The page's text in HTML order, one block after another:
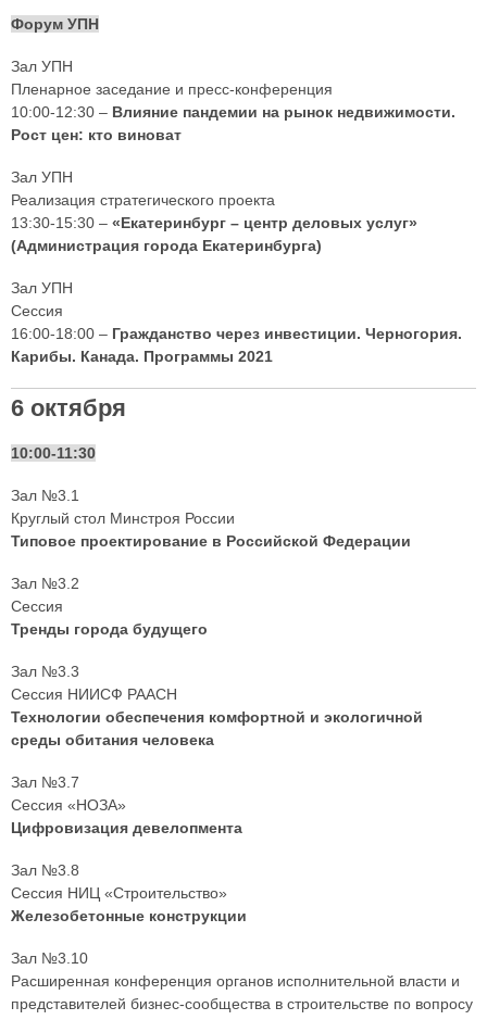
Форум УПН
Зал УПН
Пленарное заседание и пресс-конференция
10:00-12:30 – Влияние пандемии на рынок недвижимости.
Рост цен: кто виноват
Зал УПН
Реализация стратегического проекта
13:30-15:30 – «Екатеринбург – центр деловых услуг»
(Администрация города Екатеринбурга)
Зал УПН
Сессия
16:00-18:00 – Гражданство через инвестиции. Черногория.
Карибы. Канада. Программы 2021
6 октября
10:00-11:30
Зал №3.1
Круглый стол Минстроя России
Типовое проектирование в Российской Федерации
Зал №3.2
Сессия
Тренды города будущего
Зал №3.3
Сессия НИИСФ РААСН
Технологии обеспечения комфортной и экологичной
среды обитания человека
Зал №3.7
Сессия «НОЗА»
Цифровизация девелопмента
Зал №3.8
Сессия НИЦ «Строительство»
Железобетонные конструкции
Зал №3.10
Расширенная конференция органов исполнительной власти и
представителей бизнес-сообщества в строительстве по вопросу